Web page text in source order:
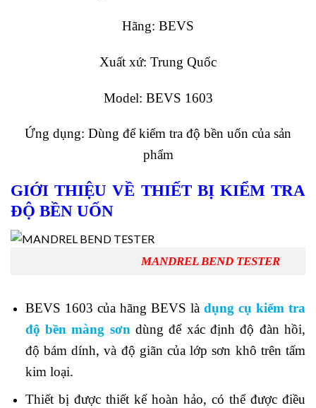
Hãng: BEVS
Xuất xứ: Trung Quốc
Model: BEVS 1603
Ứng dụng: Dùng để kiểm tra độ bền uốn của sản
phẩm
GIỚI THIỆU VỀ THIẾT BỊ KIỂM TRA
ĐỘ BỀN UỐN
MANDREL BEND TESTER
BEVS 1603 của hãng BEVS là dụng cụ kiểm tra
độ bền màng sơn dùng để xác định độ đàn hồi,
độ bám dính, và độ giãn của lớp sơn khô trên tấm
kim loại.
Thiết bị được thiết kế hoàn hảo, có thể được điều